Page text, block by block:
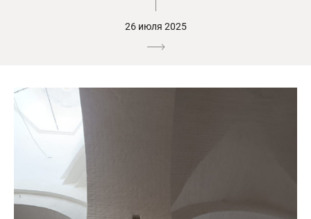
26 июля 2025